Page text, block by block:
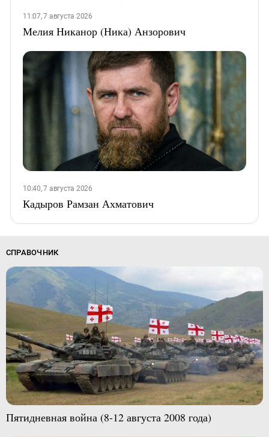
11:07, 7 августа 2026
Мелия Никанор (Ника) Анзорович
10:40, 7 августа 2026
Кадыров Рамзан Ахматович
СПРАВОЧНИК
Пятидневная война (8-12 августа 2008 года)